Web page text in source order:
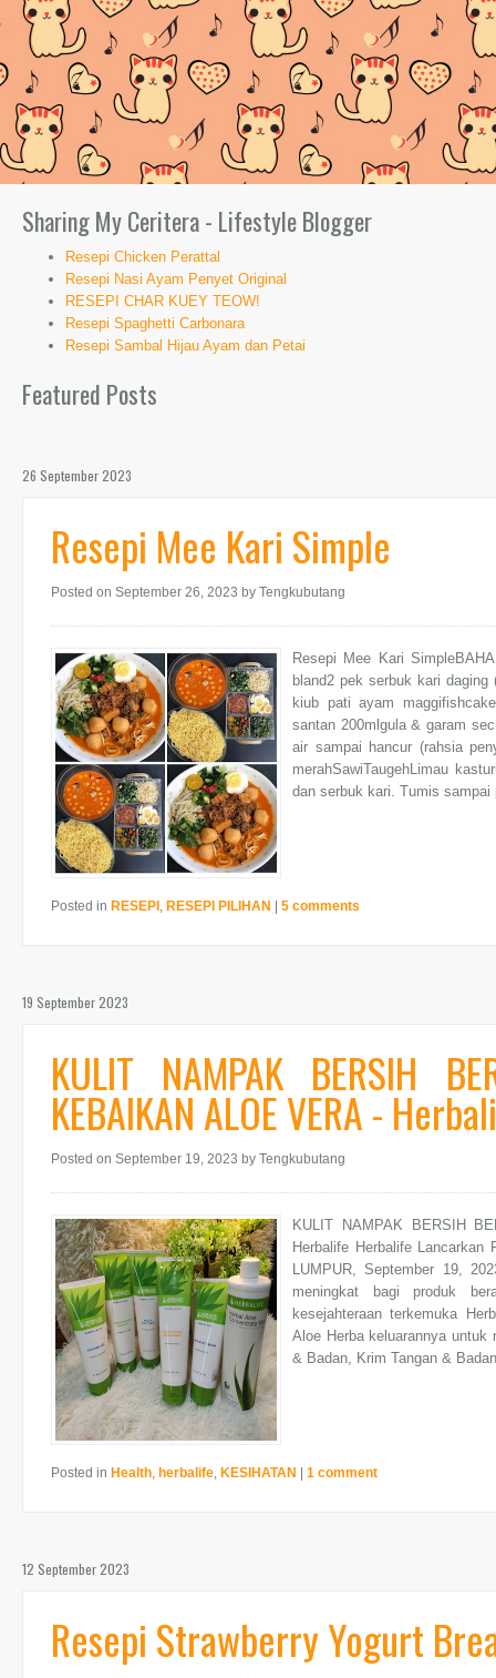
Sharing My Ceritera - Lifestyle Blogger
Resepi Chicken Perattal
Resepi Nasi Ayam Penyet Original
RESEPI CHAR KUEY TEOW!
Resepi Spaghetti Carbonara
Resepi Sambal Hijau Ayam dan Petai
Featured Posts
26 September 2023
Resepi Mee Kari Simple
Posted on September 26, 2023 by Tengkubutang
Resepi Mee Kari
bland2 pek serbuk kari
kiub pati ayam
santan 200mlgula & garam
air sampai hancur (rahsia
merahSawiTaugehLimau
dan serbuk kari. Tumis
Posted in RESEPI , RESEPI PILIHAN 5 comments
19 September 2023
KULIT NAMPAK BERSIH
KEBAIKAN ALOE VERA -
Posted on September 19, 2023 by Tengkubutang
KULIT NAMPAK BERSIH
Herbalife Herbalife Lancarkan
LUMPUR, September 19,
meningkat bagi produk
kesejahteraan terkemuka
Aloe Herba keluarannya untuk
& Badan, Krim Tangan &
Posted in Health, herbalife, KESIHATAN 1 comment
12 September 2023
Resepi Strawberry Yogurt